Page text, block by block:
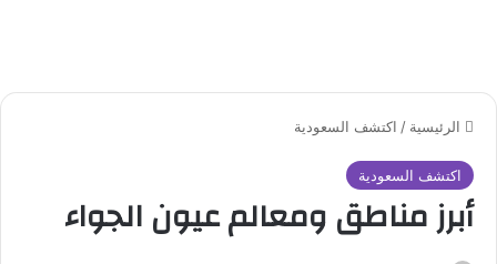
الرئيسية / اكتشف السعودية
اكتشف السعودية
أبرز مناطق ومعالم عيون الجواء